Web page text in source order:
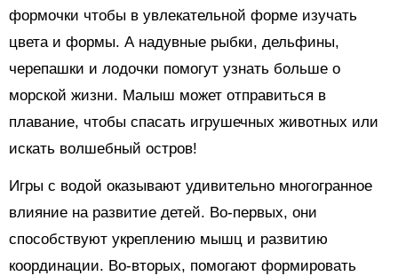
формочки чтобы в увлекательной форме изучать
цвета и формы. А надувные рыбки, дельфины,
черепашки и лодочки помогут узнать больше о
морской жизни. Малыш может отправиться в
плавание, чтобы спасать игрушечных животных или
искать волшебный остров!
Игры с водой оказывают удивительно многогранное
влияние на развитие детей. Во-первых, они
способствуют укреплению мышц и развитию
координации. Во-вторых, помогают формировать